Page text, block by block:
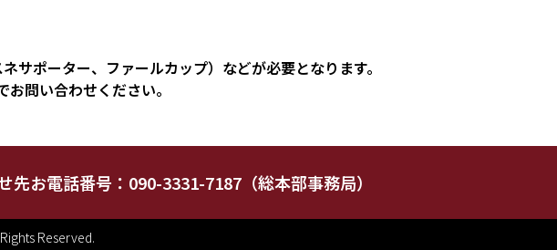
ポーター、ファールカップ）などが必要となります。
問い合わせください。
先お電話番号：090-3331-7187（総本部事務局）
Reserved.